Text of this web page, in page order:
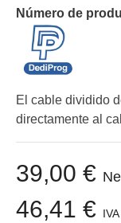
Número de
El cable dividido
directamente al
39,00 €
46,41 €